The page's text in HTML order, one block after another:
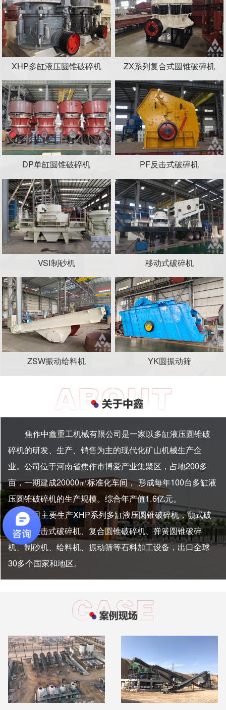
XHP多缸液压圆锥破碎机 ZX系列复合式圆锥破碎机
DP单缸圆锥破碎机 PF反击式破碎机
VSI制砂机 移动式破碎机
ZSW振动给料机 YK圆振动筛
焦作中鑫重工机械有限公司是一家以多缸液压圆锥破
碎机的研发、生产、销售为主的现代化矿山机械生产企
业。公司位于河南省焦作市博爱产业集聚区，占地200多
亩，一期建成20000㎡标准化车间， 形成每年100台多缸液
压圆锥破碎机的生产规模。综合年产值1.6亿元。
公司主要生产XHP系列多缸液压圆锥破碎机，颚式破
碎机、反击式破碎机、复合圆锥破碎机、弹簧圆锥破碎
机、制砂机、给料机、振动筛等石料加工设备，出口全球
30多个国家和地区。